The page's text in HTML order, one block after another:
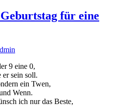
für eine
9 eine 0,
er sein soll.
ein Twen,
Wenn.
ich nur das Beste,